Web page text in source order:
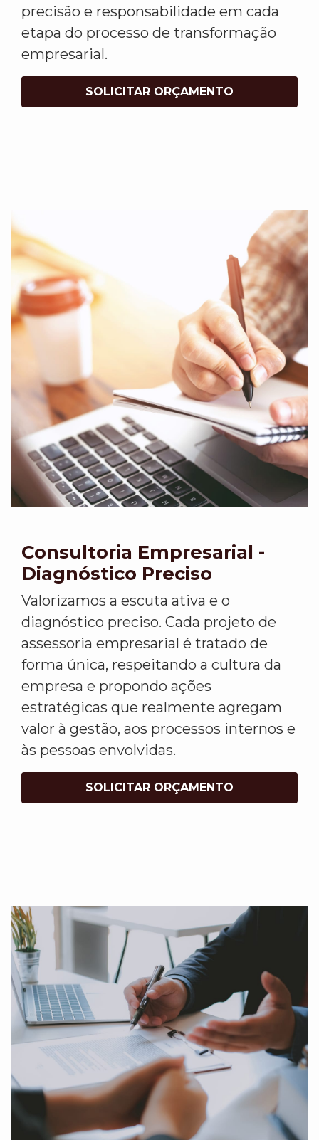
precisão e responsabilidade em cada
etapa do processo de transformação
empresarial.
SOLICITAR ORÇAMENTO
Consultoria Empresarial -
Diagnóstico Preciso
Valorizamos a escuta ativa e o
diagnóstico preciso. Cada projeto de
assessoria empresarial é tratado de
forma única, respeitando a cultura da
empresa e propondo ações
estratégicas que realmente agregam
valor à gestão, aos processos internos e
às pessoas envolvidas.
SOLICITAR ORÇAMENTO